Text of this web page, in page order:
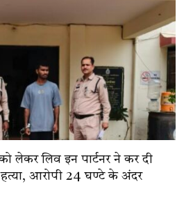
लेकर लिव इन पार्टनर ने कर दी
आरोपी 24 घण्टे के अंदर